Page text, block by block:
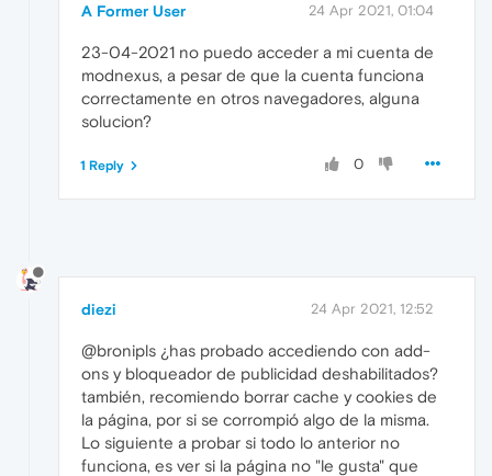
A Former User 24 Apr 2021, 01:04
23-04-2021 no puedo acceder a mi cuenta de
modnexus, a pesar de que la cuenta funciona
correctamente en otros navegadores, alguna
solucion?
0
1 Reply
diezi 24 Apr 2021, 12:52
@bronipls ¿has probado accediendo con add-
ons y bloqueador de publicidad deshabilitados?
también, recomiendo borrar cache y cookies de
la página, por si se corrompió algo de la misma.
Lo siguiente a probar si todo lo anterior no
funciona, es ver si la página no "le gusta" que